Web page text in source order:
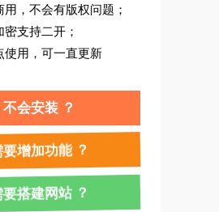
用，不会有版权问题；
支持二开；
使用，可一直更新
不会安装 ？
要增加功能 ？
要搭建网站 ？